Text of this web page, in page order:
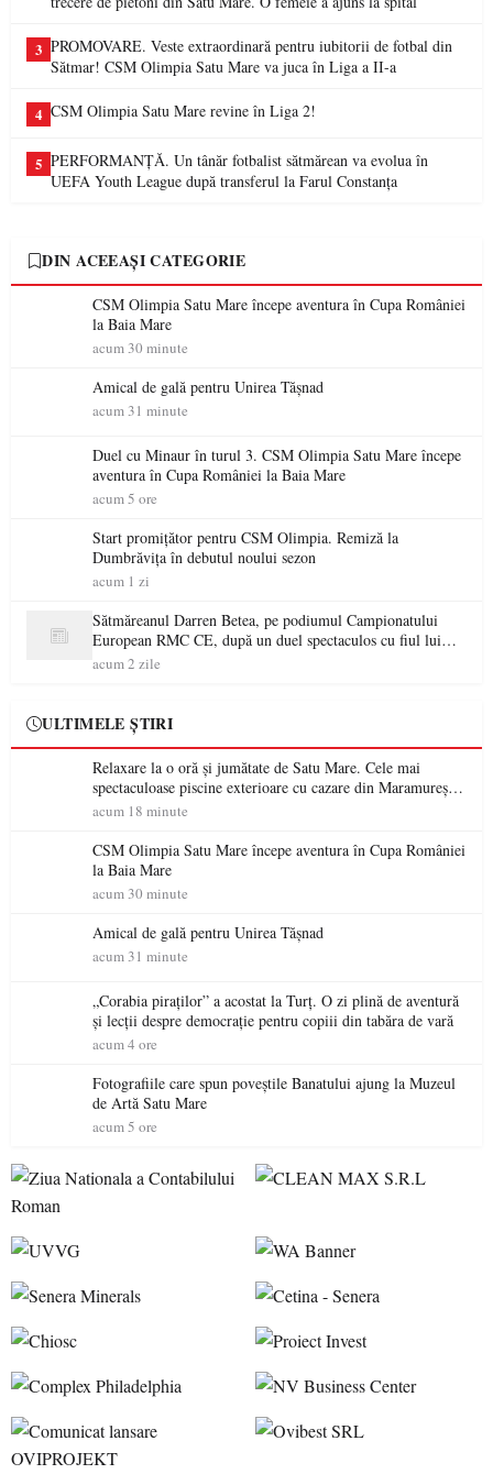
3 PROMOVARE. Veste extraordinară pentru iubitorii de fotbal din
Sătmar! CSM Olimpia Satu Mare va juca în Liga a II-a
4 CSM Olimpia Satu Mare revine în Liga 2!
5 PERFORMANȚĂ. Un tânăr fotbalist sătmărean va evolua în
UEFA Youth League după transferul la Farul Constanța
DIN ACEEAȘI CATEGORIE
CSM Olimpia Satu Mare începe aventura în Cupa României
la Baia Mare
acum 30 minute
Amical de gală pentru Unirea Tășnad
acum 31 minute
Duel cu Minaur în turul 3. CSM Olimpia Satu Mare începe
aventura în Cupa României la Baia Mare
acum 5 ore
Start promițător pentru CSM Olimpia. Remiză la
Dumbrăvița în debutul noului sezon
acum 1 zi
Sătmăreanul Darren Betea, pe podiumul Campionatului
European RMC CE, după un duel spectaculos cu fiul lui
Kimi Räikkönen
acum 2 zile
ULTIMELE ȘTIRI
Relaxare la o oră și jumătate de Satu Mare. Cele mai
spectaculoase piscine exterioare cu cazare din Maramureș,
ideale pentru o escapadă de vară
acum 18 minute
CSM Olimpia Satu Mare începe aventura în Cupa României
la Baia Mare
acum 30 minute
Amical de gală pentru Unirea Tășnad
acum 31 minute
„Corabia piraților” a acostat la Turț. O zi plină de aventură
și lecții despre democrație pentru copiii din tabăra de vară
acum 4 ore
Fotografiile care spun poveștile Banatului ajung la Muzeul
de Artă Satu Mare
acum 5 ore